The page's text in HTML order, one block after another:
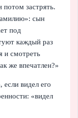
застрять.
сын
под
каждый раз
и смотреть
же впечатлен?»
видел его
«видел